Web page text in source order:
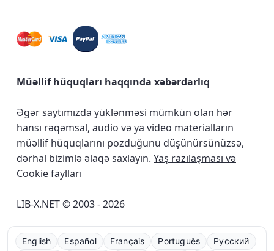
Müəllif hüquqları haqqında xəbərdarlıq
Əgər saytımızda yüklənməsi mümkün olan hər
hansı rəqəmsal, audio və ya video materialların
müəllif hüquqlarını pozduğunu düşünürsünüzsə,
dərhal bizimlə əlaqə saxlayın. Yaş razılaşması və
Cookie faylları
LIB-X.NET © 2003 - 2026
English Español Français Português Русский